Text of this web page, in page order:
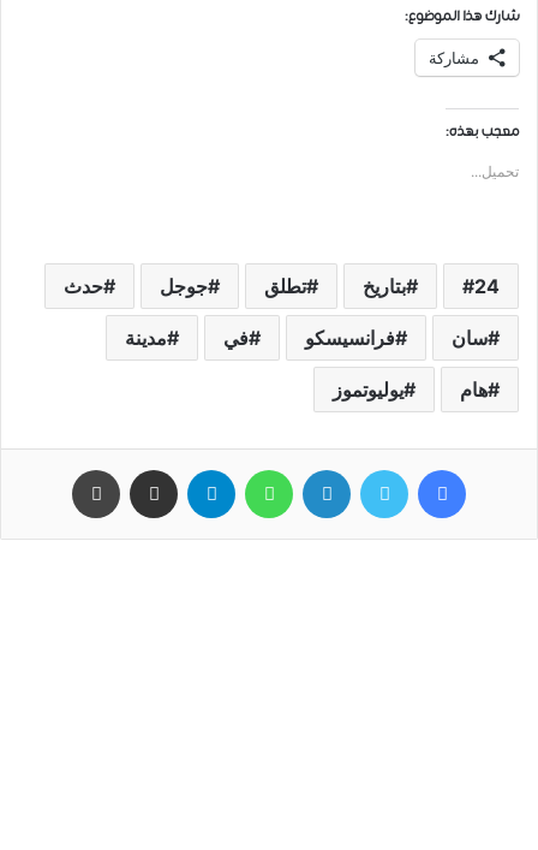
شارك هذا الموضوع:
مشاركة
معجب بهذه:
تحميل...
24 بتاريخ تطلق جوجل حدث
سان فرانسيسكو في مدينة
هام يوليوتموز
فيسبوك تويتر لينكدإن واتساب تيلقرام مشاركة عبر البريد